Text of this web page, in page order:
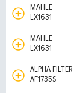
MAHLE
LX1631
MAHLE
LX1631
ALPHA FILTER
AF1735S